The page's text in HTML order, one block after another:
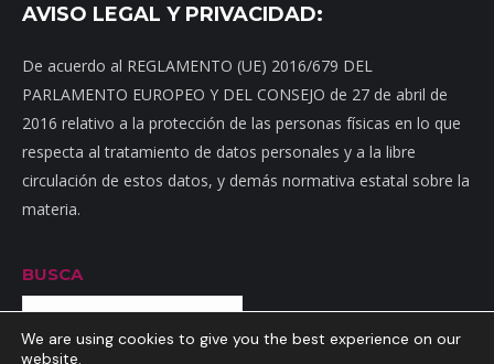
AVISO LEGAL Y PRIVACIDAD:
De acuerdo al REGLAMENTO (UE) 2016/679 DEL
PARLAMENTO EUROPEO Y DEL CONSEJO de 27 de abril de
2016 relativo a la protección de las personas físicas en lo que
respecta al tratamiento de datos personales y a la libre
circulación de estos datos, y demás normativa estatal sobre la
materia.
BUSCA
Buscar
We are using cookies to give you the best experience on our
website.